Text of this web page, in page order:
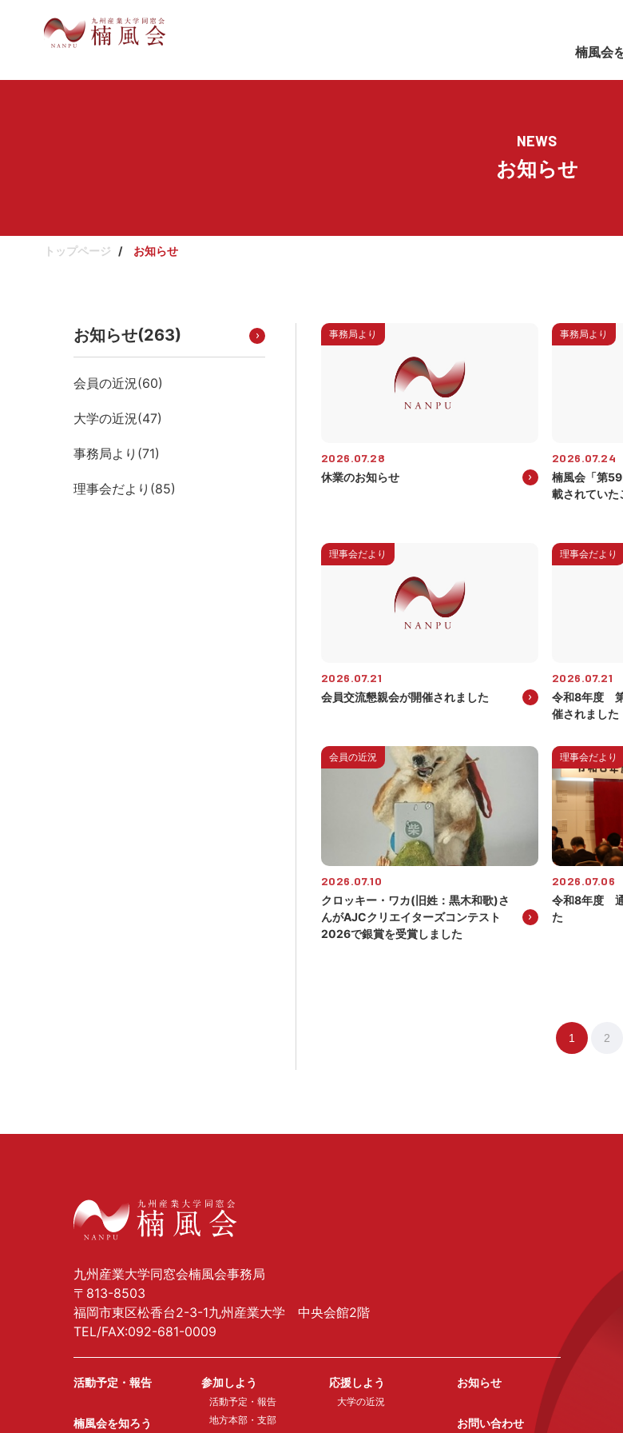
楠風会
NEWS
お知らせ
トップページ お知らせ
お知らせ(263)
会員の近況(60)
大学の近況(47)
事務局より(71)
理事会だより(85)
事務局より
2026.07.28
休業のお知らせ
事務局より
2026.07.24
楠風会「第
載されていた
理事会だより
2026.07.21
会員交流懇親会が開催されました
理事会だより
2026.07.21
令和8年度
催されました
会員の近況
2026.07.10
クロッキー・ワカ(旧姓：黒木和歌)さ
んがAJCクリエイターズコンテスト
2026で銀賞を受賞しました
理事会だより
2026.07.06
令和8年度
た
1 2
九州産業大学同窓会楠風会事務局
〒813-8503
福岡市東区松香台2-3-1九州産業大学 中央会館2階
TEL/FAX:092-681-0009
活動予定・報告
楠風会を知ろう
参加しよう
活動予定・報告
地方本部・支部
応援しよう
大学の近況
お知らせ
お問い合わせ